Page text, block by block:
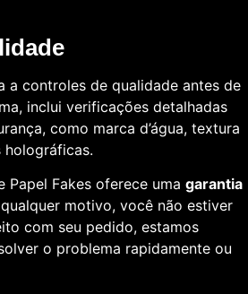
a controles de qualidade antes de
inclui verificações detalhadas
como marca d’água, textura
holográficas.
Papel Fakes oferece uma garantia
motivo, você não estiver
com seu pedido, estamos
o problema rapidamente ou